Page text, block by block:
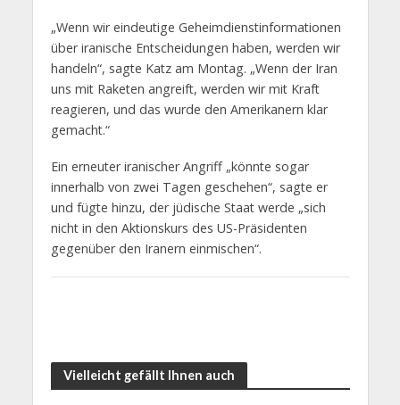
„Wenn wir eindeutige Geheimdienstinformationen
über iranische Entscheidungen haben, werden wir
handeln“, sagte Katz am Montag. „Wenn der Iran
uns mit Raketen angreift, werden wir mit Kraft
reagieren, und das wurde den Amerikanern klar
gemacht.“
Ein erneuter iranischer Angriff „könnte sogar
innerhalb von zwei Tagen geschehen“, sagte er
und fügte hinzu, der jüdische Staat werde „sich
nicht in den Aktionskurs des US-Präsidenten
gegenüber den Iranern einmischen“.
Vielleicht gefällt Ihnen auch